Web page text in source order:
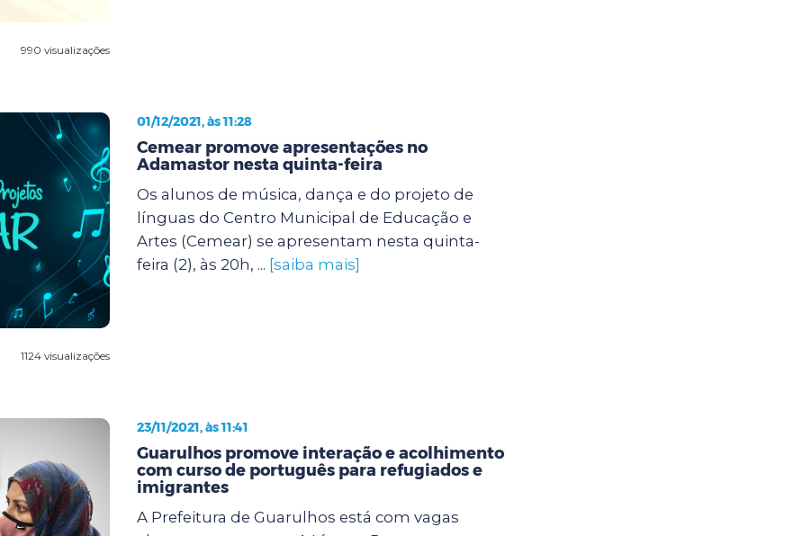
990 visualizações
1124 visualizações
01/12/2021, às 11:28
Cemear promove apresentações no
Adamastor nesta quinta-feira
Os alunos de música, dança e do projeto de
línguas do Centro Municipal de Educação e
Artes (Cemear) se apresentam nesta quinta-
feira (2), às 20h, ... [saiba mais]
23/11/2021, às 11:41
Guarulhos promove interação e acolhimento
com curso de português para refugiados e
imigrantes
A Prefeitura de Guarulhos está com vagas